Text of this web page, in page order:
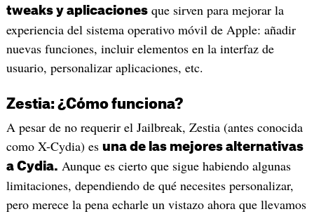
tweaks y aplicacionesque sirven para mejorar la
experiencia del sistema operativo móvil de Apple: añadir
nuevas funciones, incluir elementos en la interfaz de
usuario, personalizar aplicaciones, etc.
Zestia: ¿Cómo funciona?
A pesar de no requerir el Jailbreak, Zestia (antes conocida
como X-Cydia) es una de las mejores alternativas
a Cydia. Aunque es cierto que sigue habiendo algunas
limitaciones, dependiendo de qué necesites personalizar,
pero merece la pena echarle un vistazo ahora que llevamos